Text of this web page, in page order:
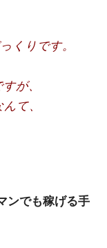
くりです。
が、
て、
ンでも稼げる手